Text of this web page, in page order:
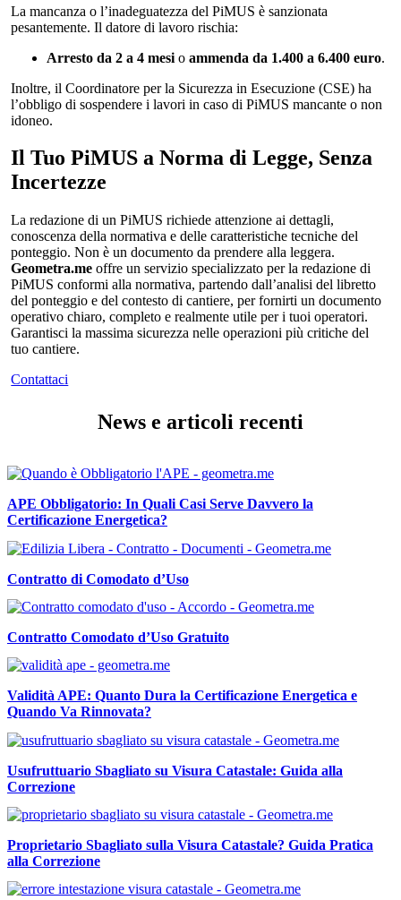
La mancanza o l’inadeguatezza del PiMUS è sanzionata
pesantemente. Il datore di lavoro rischia:
Arresto da 2 a 4 mesi oammenda da 1.400 a 6.400 euro.
Inoltre, il Coordinatore per la Sicurezza in Esecuzione (CSE) ha
l’obbligo di sospendere i lavori in caso di PiMUS mancante o non
idoneo.
Il Tuo PiMUS a Norma di Legge, Senza
Incertezze
La redazione di un PiMUS richiede attenzione ai dettagli,
conoscenza della normativa e delle caratteristiche tecniche del
ponteggio. Non è un documento da prendere alla leggera.
Geometra.me offre un servizio specializzato per la redazione di
PiMUS conformi alla normativa, partendo dall’analisi del libretto
del ponteggio e del contesto di cantiere, per fornirti un documento
operativo chiaro, completo e realmente utile per i tuoi operatori.
Garantisci la massima sicurezza nelle operazioni più critiche del
tuo cantiere.
Contattaci
News e articoli recenti
APE Obbligatorio: In Quali Casi Serve Davvero la
Certificazione Energetica?
Contratto di Comodato d’Uso
Contratto Comodato d’Uso Gratuito
Validità APE: Quanto Dura la Certificazione Energetica e
Quando Va Rinnovata?
Usufruttuario Sbagliato su Visura Catastale: Guida alla
Correzione
Proprietario Sbagliato sulla Visura Catastale? Guida Pratica
alla Correzione